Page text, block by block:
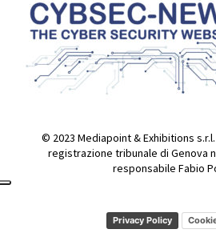
© 2023 Mediapoint & Exhibitions s.r.l.
registrazione tribunale di Genova
responsabile Fabio
Privacy Policy